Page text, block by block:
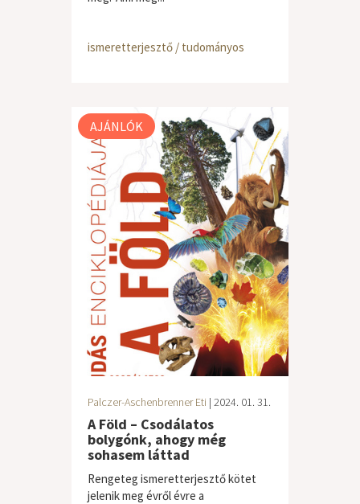
ismeretterjesztő / tudományos
AJÁNLÓK
Palczer-Aschenbrenner Eti | 2024. 01. 31.
A Föld – Csodálatos
bolygónk, ahogy még
sohasem láttad
Rengeteg ismeretterjesztő kötet
jelenik meg évről évre a